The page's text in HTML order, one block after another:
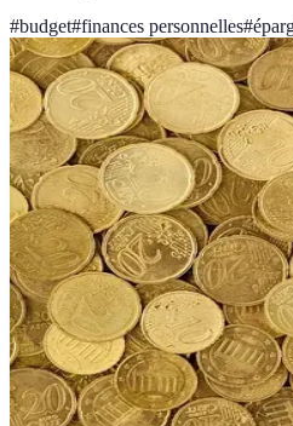
#budget#finances personnelles#